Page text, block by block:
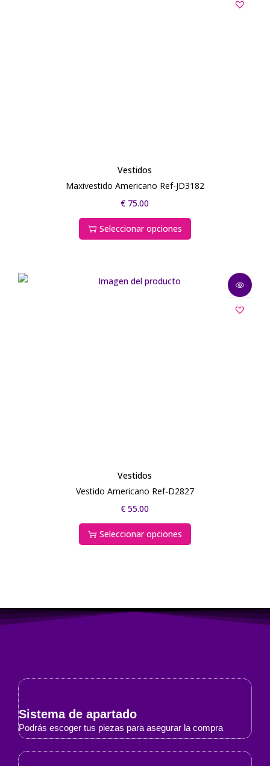
Vestidos
Maxivestido Americano Ref-JD3182
€ 75.00
Seleccionar opciones
Vestidos
Vestido Americano Ref-D2827
€ 55.00
Seleccionar opciones
Sistema de apartado
Podrás escoger tus piezas para asegurar la compra